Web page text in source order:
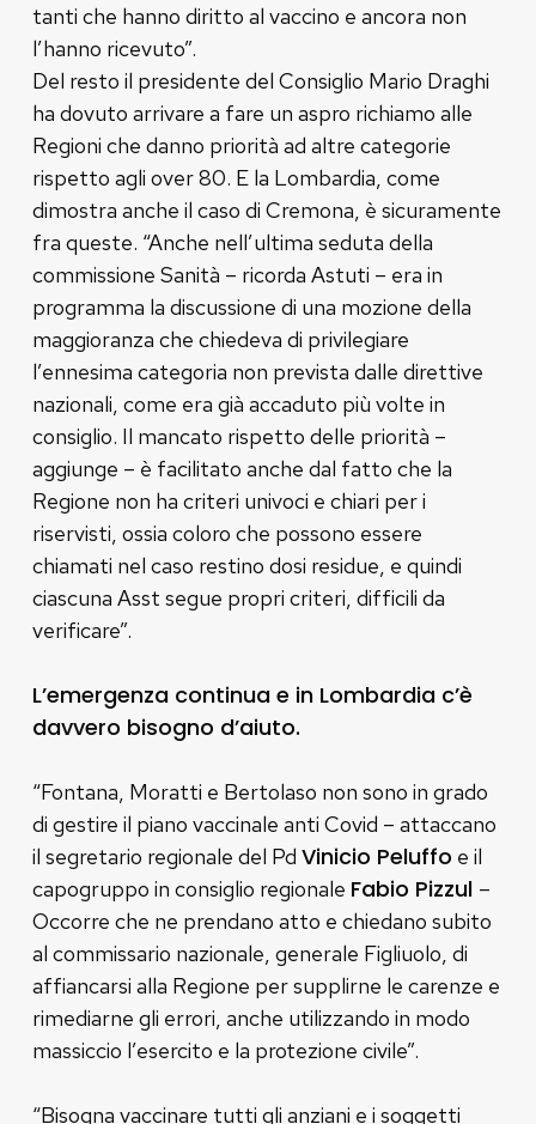
tanti che hanno diritto al vaccino e ancora non
l’hanno ricevuto”.
Del resto il presidente del Consiglio Mario Draghi
ha dovuto arrivare a fare un aspro richiamo alle
Regioni che danno priorità ad altre categorie
rispetto agli over 80. E la Lombardia, come
dimostra anche il caso di Cremona, è sicuramente
fra queste. “Anche nell’ultima seduta della
commissione Sanità – ricorda Astuti – era in
programma la discussione di una mozione della
maggioranza che chiedeva di privilegiare
l’ennesima categoria non prevista dalle direttive
nazionali, come era già accaduto più volte in
consiglio. Il mancato rispetto delle priorità –
aggiunge – è facilitato anche dal fatto che la
Regione non ha criteri univoci e chiari per i
riservisti, ossia coloro che possono essere
chiamati nel caso restino dosi residue, e quindi
ciascuna Asst segue propri criteri, difficili da
verificare”.
L’emergenza continua e in Lombardia c’è
davvero bisogno d’aiuto.
“Fontana, Moratti e Bertolaso non sono in grado
di gestire il piano vaccinale anti Covid – attaccano
il segretario regionale del Pd Vinicio Peluffo e il
capogruppo in consiglio regionale Fabio Pizzul –
Occorre che ne prendano atto e chiedano subito
al commissario nazionale, generale Figliuolo, di
affiancarsi alla Regione per supplirne le carenze e
rimediarne gli errori, anche utilizzando in modo
massiccio l’esercito e la protezione civile”.
“Bisogna vaccinare tutti gli anziani e i soggetti